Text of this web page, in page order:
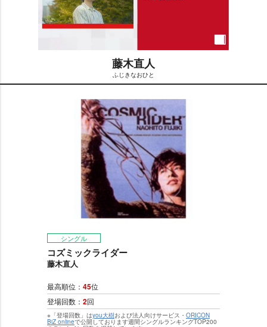
M
藤木直人
ふじきなおひと
シングル
コズミックライダー
藤木直人
最高順位： 45位
登場回数： 2回
※「登場回数」はyou大樹および法人向けサービス・ ORICON
BiZ onlineで公開しております週間シングルランキングTOP200